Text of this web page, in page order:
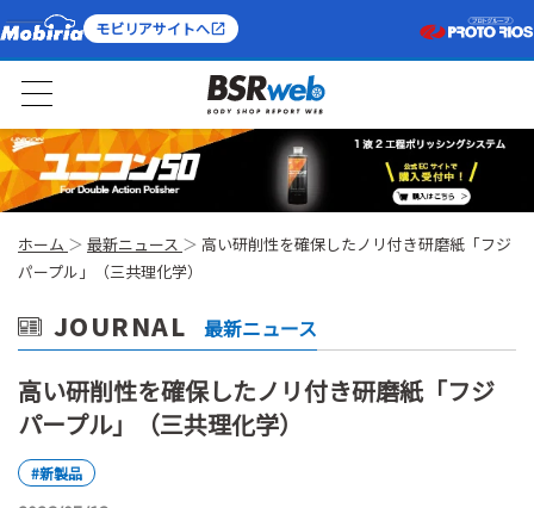
モビリアサイトへ
ホーム 最新ニュース
高い研削性を確保したノリ付き研磨紙「フジ
パープル」（三共理化学）
JOURNAL 最新ニュース
高い研削性を確保したノリ付き研磨紙「フジ
パープル」（三共理化学）
#新製品